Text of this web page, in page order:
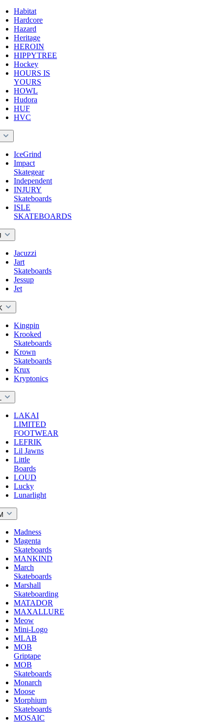
Habitat
Hardcore
Hazard
Heritage
HEROIN
HIPPYTREE
Hockey
HOURS IS
YOURS
HOWL
Hudora
HUF
HVC
IceGrind
Impact
Skategear
Independent
INJURY
Skateboards
ISLE
SKATEBOARDS
Jacuzzi
Jart
Skateboards
Jessup
Jet
Kingpin
Krooked
Skateboards
Krown
Skateboards
Krux
Kryptonics
LAKAI
LIMITED
FOOTWEAR
LEFRIK
Lil Jawns
Little
Boards
LOUD
Lucky
Lunarlight
Madness
Magenta
Skateboards
MANKIND
March
Skateboards
Marshall
Skateboarding
MATADOR
MAXALLURE
Meow
Mini-Logo
MLAB
MOB
Griptape
MOB
Skateboards
Monarch
Moose
Morphium
Skateboards
MOSAIC